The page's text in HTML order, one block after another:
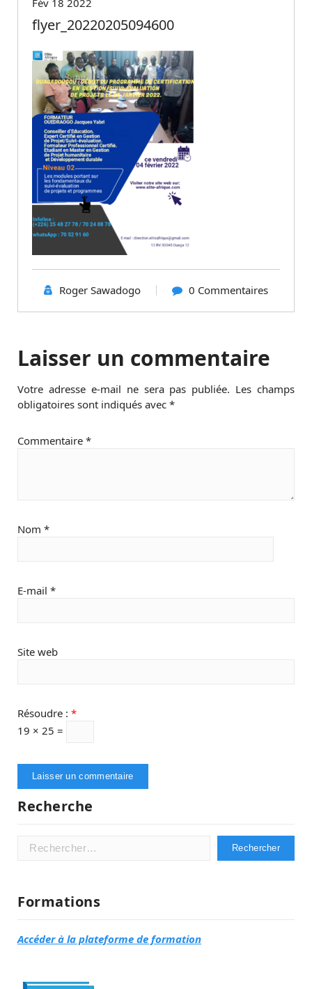
flyer_20220205094600
Roger Sawadogo 0 Commentaires
Laisser un commentaire
Votre adresse e-mail ne sera pas publiée. Les champs
obligatoires sont indiqués avec *
Commentaire *
Nom *
E-mail *
Site web
Résoudre : *
19 × 25 =
Recherche
Rechercher :
Formations
Accéder à la plateforme de formation